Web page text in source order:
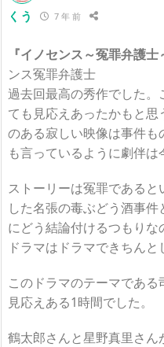
くう 7 年 前
『イノセンス～冤罪弁護
ンス冤罪弁護士
過去回最高の秀作でした。
ても見応えあったかもと
のある寂しい映像は事件
も言っているように劇伴
ストーリーは冤罪である
した名張の毒ぶどう酒事
にどう結論付けるつもりな
ドラマはドラマできちんと
このドラマのテーマである
見応えある1時間でした。
鶴太郎さんと星野真里さ